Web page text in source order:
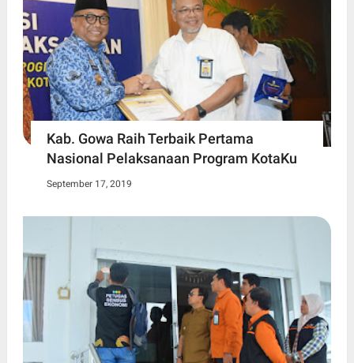
Kab. Gowa Raih Terbaik Pertama
Nasional Pelaksanaan Program KotaKu
September 17, 2019